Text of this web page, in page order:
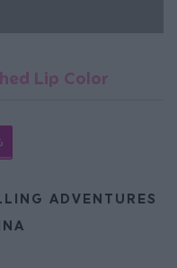
Lip Color
ADVENTURES